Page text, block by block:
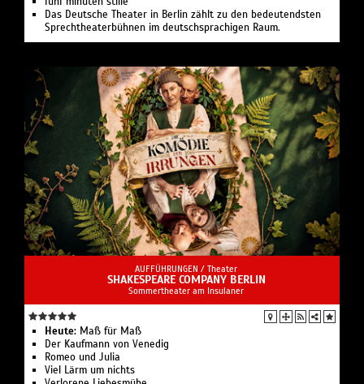
Das Deutsche Theater in Berlin zählt zu den bedeutendsten
Sprechtheaterbühnen im deutschsprachigen Raum.
AUFFÜHRUNGEN / Theater
SHAKESPEARE COMPANY BERLIN
Sommertheater am Insulaner
Heute: Maß für Maß
Der Kaufmann von Venedig
Romeo und Julia
Viel Lärm um nichts